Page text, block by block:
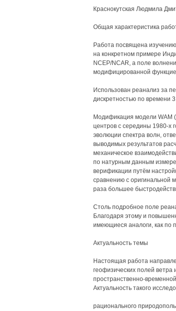
Краснокутская Людмила
Общая характеристика
Работа посвящена
на конкретном примере
NCEP/NCAR, а поле
модифицированной
Использован реанализ за
дискретностью по времени
Модификация модели WAM
центров с середины 1980-х
эволюции спектра волн,
выводимых результатов
механическое
по натурным данным
верификации путём
сравнению с оригинальной
раза большее
Столь подробное поле
Благодаря этому и
имеющиеся аналоги, как по
Актуальность темы
Настоящая работа
геофизических полей
пространственно-
Актуальность такого
рационального